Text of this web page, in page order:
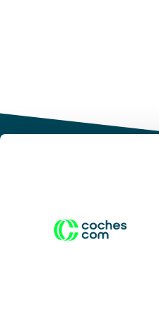
Conduce tu
desata tu